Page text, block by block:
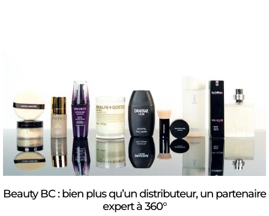
Beauty BC : bien plus qu’un distributeur, un partenaire
expert à 360°